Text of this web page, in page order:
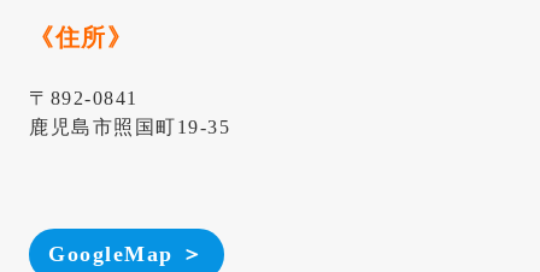
《住所》
〒892-0841
鹿児島市照国町19-35
GoogleMap ＞